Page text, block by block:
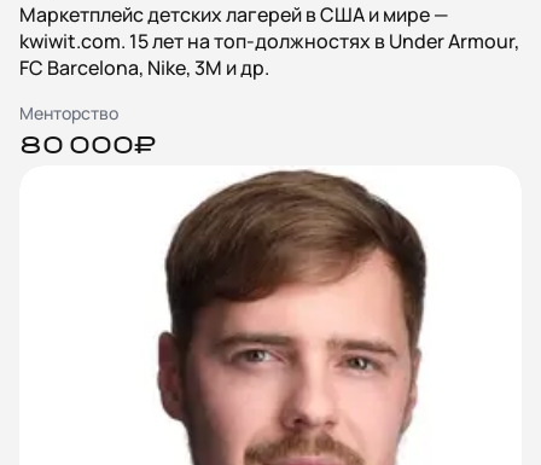
Маркетплейс детских лагерей в США и мире —
kwiwit.com. 15 лет на топ-должностях в Under Armour,
FC Barcelona, Nike, 3M и др.
Менторство
80 000₽